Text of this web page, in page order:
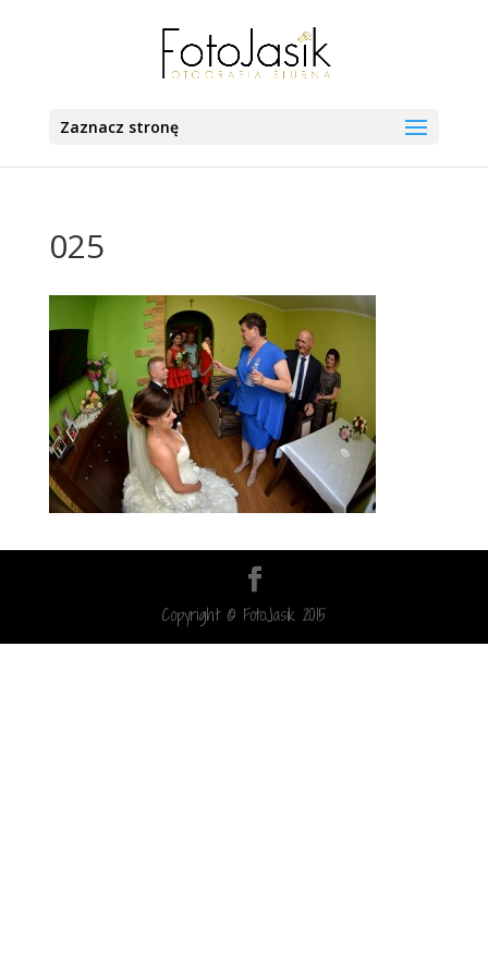
Zaznacz stronę
025
Copyright © FotoJasik 2015